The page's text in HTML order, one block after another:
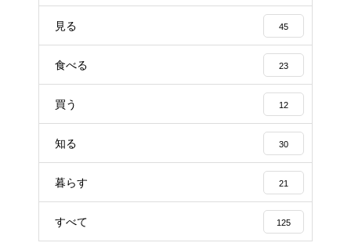
見る 45
食べる 23
買う 12
知る 30
暮らす 21
すべて 125